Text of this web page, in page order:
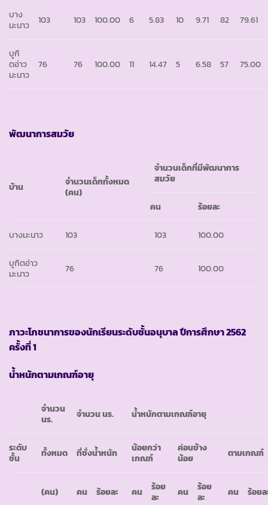
บาง
มะนาว
103 103 100.00 6 5.83 10 9.71 82 79.61
บูกิ
ตอ่าว
มะนาว
76 76 100.00 11 14.47 5 6.58 57 75.00
พัฒนาการสมวัย
บ้าน
จำนวนเด็กทั้งหมด
(คน)
จำนวนเด็กที่มีพัฒนาการ
สมวัย
คน ร้อยละ
บางมะนาว 103 103 100.00
บูกิตอ่าว
มะนาว
76 76 100.00
ภาวะโภชนาการของนักเรียนระดับชั้นอนุบาล ปีการศึกษา 2562
ครั้งที่ 1
น้ำหนักตามเกณฑ์อายุ
จำนวน
นร.
จำนวน นร. น้ำหนักตามเกณฑ์อายุ
ระดับ
ชั้น
ทั้งหมด ที่ชั่งน้ำหนัก
น้อยกว่า
เกณฑ์
ค่อนข้าง
น้อย
ตามเกณฑ์
(คน) คน ร้อยละ คน
ร้อย
ละ
คน
ร้อย
ละ
คน ร้อยล